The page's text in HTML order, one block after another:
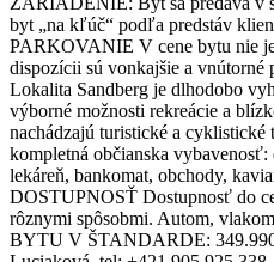
byt „na kľúč“ podľa predstáv
PARKOVANIE V cene bytu nie
dispozícii sú vonkajšie a
Lokalita Sandberg je dlhodobo
výborné možnosti rekreácie a
nachádzajú turistické a cyklistické
kompletná občianska
lekáreň, bankomat, obchody,
DOSTUPNOSŤ Dostupnosť do
rôznymi spôsobmi. Autom,
BYTU V ŠTANDARDE: